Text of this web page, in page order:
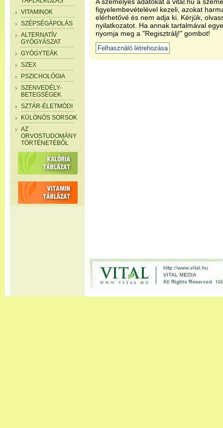
VITAMINOK
SZÉPSÉGÁPOLÁS
ALTERNATÍV
GYÓGYÁSZAT
GYÓGYTEÁK
SZEX
PSZICHOLÓGIA
SZENVEDÉLY-
BETEGSÉGEK
SZTÁR-ÉLETMÓDI
KÜLÖNÖS SORSOK
AZ
ORVOSTUDOMÁNY
TÖRTÉNETÉBŐL
figyelembevételével kezeli, azokat
elérhetővé és nem adja ki. Kérjük,
nyilatkozatot. Ha annak tartalmával
nyomja meg a "Regisztrálj!" gombot!